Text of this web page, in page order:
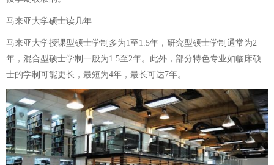
马来亚大学硕士读几年
马来亚大学授课型硕士学制多为1至1.5年，研究型硕士学制通常为2
年，混合型硕士学制一般为1.5至2年。此外，部分特色专业如临床硕
士的学制可能更长，最短为4年，最长可达7年。